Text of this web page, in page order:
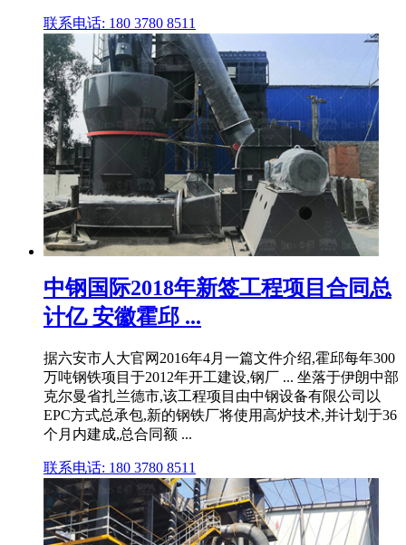
联系电话: 180 3780 8511
中钢国际2018年新签工程项目合同总
计亿 安徽霍邱 ...
据六安市人大官网2016年4月一篇文件介绍,霍邱每年300
万吨钢铁项目于2012年开工建设,钢厂 ... 坐落于伊朗中部
克尔曼省扎兰德市,该工程项目由中钢设备有限公司以
EPC方式总承包,新的钢铁厂将使用高炉技术,并计划于36
个月内建成,总合同额 ...
联系电话: 180 3780 8511